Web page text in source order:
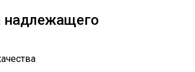
надлежащего